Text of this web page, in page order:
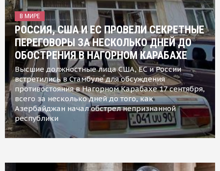
В МИРЕ
РОССИЯ, США И ЕС ПРОВЕЛИ СЕКРЕТНЫЕ
ПЕРЕГОВОРЫ ЗА НЕСКОЛЬКО ДНЕЙ ДО
ОБОСТРЕНИЯ В НАГОРНОМ КАРАБАХЕ
Высшие должностные лица США, ЕС и России
встретились в Стамбуле для обсуждения
противостояния в Нагорном Карабахе 17 сентября,
всего за несколько дней до того, как
Азербайджан начал обстрел непризнанной
республики